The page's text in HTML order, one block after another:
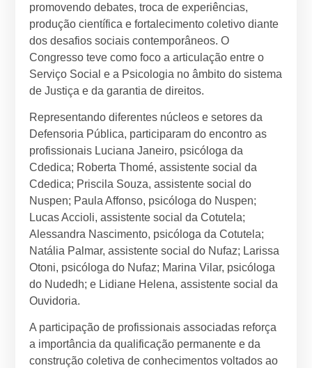
promovendo debates, troca de experiências,
produção científica e fortalecimento coletivo diante
dos desafios sociais contemporâneos. O
Congresso teve como foco a articulação entre o
Serviço Social e a Psicologia no âmbito do sistema
de Justiça e da garantia de direitos.
Representando diferentes núcleos e setores da
Defensoria Pública, participaram do encontro as
profissionais Luciana Janeiro, psicóloga da
Cdedica; Roberta Thomé, assistente social da
Cdedica; Priscila Souza, assistente social do
Nuspen; Paula Affonso, psicóloga do Nuspen;
Lucas Accioli, assistente social da Cotutela;
Alessandra Nascimento, psicóloga da Cotutela;
Natália Palmar, assistente social do Nufaz; Larissa
Otoni, psicóloga do Nufaz; Marina Vilar, psicóloga
do Nudedh; e Lidiane Helena, assistente social da
Ouvidoria.
A participação de profissionais associadas reforça
a importância da qualificação permanente e da
construção coletiva de conhecimentos voltados ao